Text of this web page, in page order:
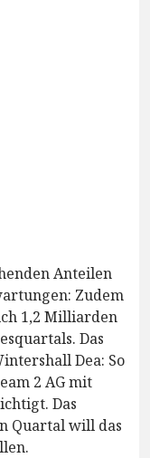
Anteilen
Zudem
1,2 Milliarden
Das
Dea: So
2 AG mit
Das
Quartal will das